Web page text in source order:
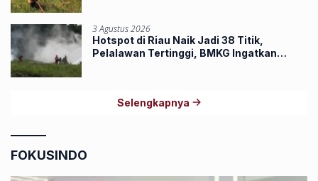
3 Agustus 2026
Hotspot di Riau Naik Jadi 38 Titik,
Pelalawan Tertinggi, BMKG Ingatkan
Selengkapnya
FOKUSINDO